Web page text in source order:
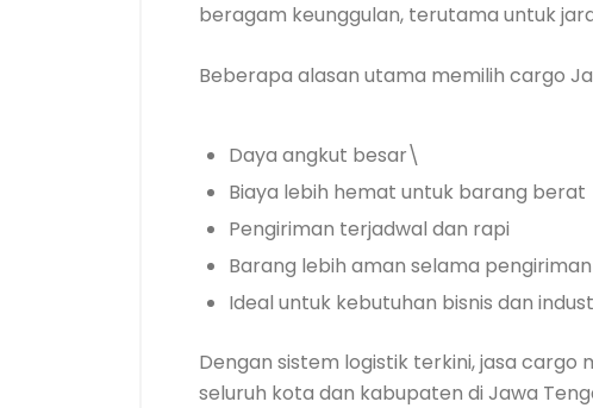
beragam keunggulan, terutama untuk
Beberapa alasan utama memilih cargo
Daya angkut besar\
Biaya lebih hemat untuk barang berat
Pengiriman terjadwal dan rapi
Barang lebih aman selama pengiriman
Ideal untuk kebutuhan bisnis dan
Dengan sistem logistik terkini, jasa cargo
seluruh kota dan kabupaten di Jawa